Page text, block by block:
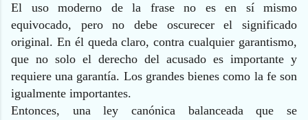
El uso moderno de la frase no es en sí mismo
equivocado, pero no debe oscurecer el significado
original. En él queda claro, contra cualquier garantismo,
que no solo el derecho del acusado es importante y
requiere una garantía. Los grandes bienes como la fe son
igualmente importantes.
Entonces, una ley canónica balanceada que se